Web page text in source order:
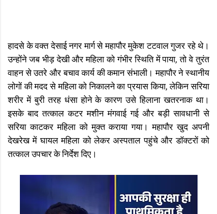
हादसे के वक्त देसाई नगर मार्ग से महापौर मुकेश टटवाल गुजर रहे थे।
उन्होंने जब भीड़ देखी और महिला को गंभीर स्थिति में पाया, तो वे तुरंत
वाहन से उतरे और बचाव कार्य की कमान संभाली। महापौर ने स्थानीय
लोगों की मदद से महिला को निकालने का प्रयास किया, लेकिन सरिया
शरीर में बुरी तरह धंसा होने के कारण उसे हिलाना खतरनाक था।
इसके बाद तत्काल कटर मशीन मंगवाई गई और बड़ी सावधानी से
सरिया काटकर महिला को मुक्त कराया गया। महापौर खुद अपनी
देखरेख में घायल महिला को लेकर अस्पताल पहुंचे और डॉक्टरों को
तत्काल उपचार के निर्देश दिए।